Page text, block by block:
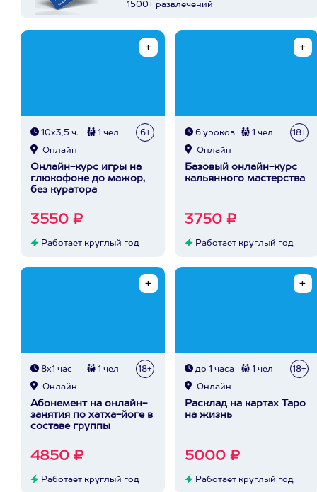
1500+ развлечений
10х3,5 ч. 1 чел 6+
Онлайн
Онлайн-курс игры на
глюкофоне до мажор,
без куратора
3550 ₽
Работает круглый год
6 уроков 1 чел 18+
Онлайн
Базовый онлайн-курс
кальянного мастерства
3750 ₽
Работает круглый год
8х1 час 1 чел 18+
Онлайн
Абонемент на онлайн-
занятия по хатха-йоге в
составе группы
4850 ₽
Работает круглый год
до 1 часа 1 чел 18+
Онлайн
Расклад на картах Таро
на жизнь
5000 ₽
Работает круглый год